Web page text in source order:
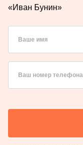
«Иван Бунин»
Ваше имя
Ваш номер телефона